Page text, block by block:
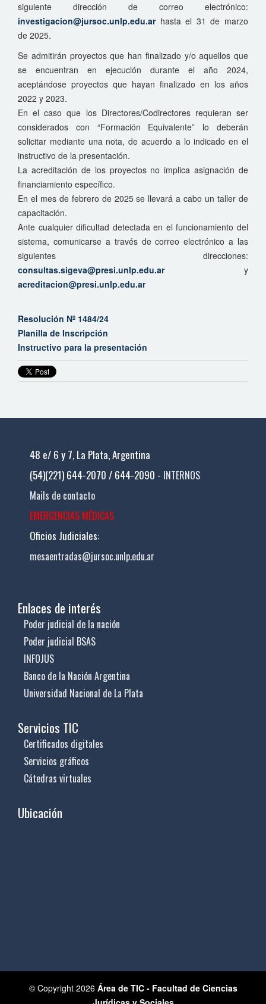
siguiente dirección de correo electrónico:
investigacion@jursoc.unlp.edu.ar hasta el 31 de marzo
de 2025.
Se admitirán proyectos que han finalizado y/o aquellos que
se encuentran en ejecución durante el año 2024,
aceptándose proyectos que hayan finalizado en los años
2022 y 2023.
En el caso que los Directores/Codirectores requieran ser
considerados con “Formación Equivalente” lo deberán
solicitar mediante una nota, de acuerdo a lo indicado en el
instructivo de la presentación.
La acreditación de los proyectos no implica asignación de
financiamiento específico.
En el mes de febrero de 2025 se llevará a cabo un taller de
capacitación.
Ante cualquier dificultad detectada en el funcionamiento del
sistema, comunicarse a través de correo electrónico a las
siguientes direcciones:
consultas.sigeva@presi.unlp.edu.ary
acreditacion@presi.unlp.edu.ar
Resolución Nº 1484/24
Planilla de Inscripción
Instructivo para la presentación
48 e/ 6 y 7, La Plata, Argentina
(54)(221) 644-2070 / 644-2090 - INTERNOS
Mails de contacto
EMERGENCIAS MÉDICAS
Oficios Judiciales:
mesaentradas@jursoc.unlp.edu.ar
Enlaces de interés
Poder judicial de la nación
Poder judicial BSAS
INFOJUS
Banco de la Nación Argentina
Universidad Nacional de La Plata
Servicios TIC
Certificados digitales
Servicios gráficos
Cátedras virtuales
Ubicación
© Copyright 2026 Área de TIC - Facultad de Ciencias